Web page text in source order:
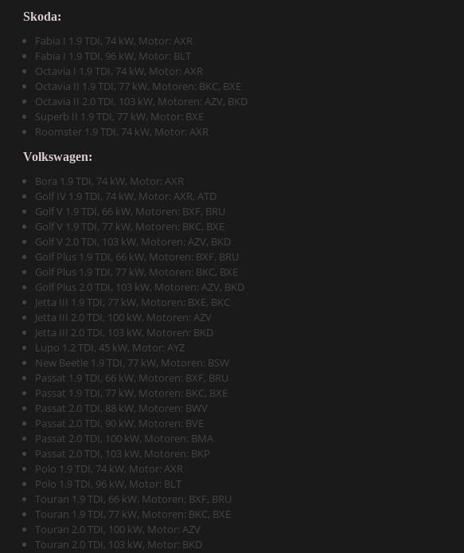
Skoda:
Fabia I 1.9 TDI, 74 kW, Motor: AXR
Fabia I 1.9 TDI, 96 kW, Motor: BLT
Octavia I 1.9 TDI, 74 kW, Motor: AXR
Octavia II 1.9 TDI, 77 kW, Motoren: BKC, BXE
Octavia II 2.0 TDI, 103 kW, Motoren: AZV, BKD
Superb II 1.9 TDI, 77 kW, Motor: BXE
Roomster 1.9 TDI, 74 kW, Motor: AXR
Volkswagen:
Bora 1.9 TDI, 74 kW, Motor: AXR
Golf IV 1.9 TDI, 74 kW, Motor: AXR, ATD
Golf V 1.9 TDI, 66 kW, Motoren: BXF, BRU
Golf V 1.9 TDI, 77 kW, Motoren: BKC, BXE
Golf V 2.0 TDI, 103 kW, Motoren: AZV, BKD
Golf Plus 1.9 TDI, 66 kW, Motoren: BXF, BRU
Golf Plus 1.9 TDI, 77 kW, Motoren: BKC, BXE
Golf Plus 2.0 TDI, 103 kW, Motoren: AZV, BKD
Jetta III 1.9 TDI, 77 kW, Motoren: BXE, BKC
Jetta III 2.0 TDI, 100 kW, Motoren: AZV
Jetta III 2.0 TDI, 103 kW, Motoren: BKD
Lupo 1.2 TDI, 45 kW, Motor: AYZ
New Beetle 1.9 TDI, 77 kW, Motoren: BSW
Passat 1.9 TDI, 66 kW, Motoren: BXF, BRU
Passat 1.9 TDI, 77 kW, Motoren: BKC, BXE
Passat 2.0 TDI, 88 kW, Motoren: BWV
Passat 2.0 TDI, 90 kW, Motoren: BVE
Passat 2.0 TDI, 100 kW, Motoren: BMA
Passat 2.0 TDI, 103 kW, Motoren: BKP
Polo 1.9 TDI, 74 kW, Motor: AXR
Polo 1.9 TDI, 96 kW, Motor: BLT
Touran 1.9 TDI, 66 kW, Motoren: BXF, BRU
Touran 1.9 TDI, 77 kW, Motoren: BKC, BXE
Touran 2.0 TDI, 100 kW, Motor: AZV
Touran 2.0 TDI, 103 kW, Motor: BKD